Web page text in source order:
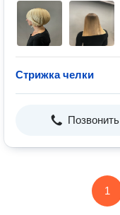
Стрижка челки
Позвонить
1